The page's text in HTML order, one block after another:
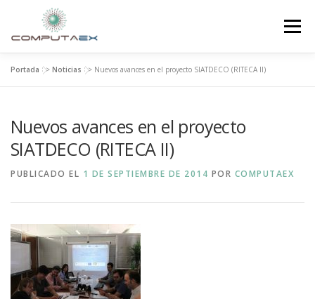
Menú
SUPERCOMPUTACIÓN NOTICIAS
Portada >> Noticias >> Nuevos avances en el proyecto SIATDECO (RITECA II)
Nuevos avances en el proyecto
SIATDECO (RITECA II)
PUBLICADO EL 1 DE SEPTIEMBRE DE 2014 POR COMPUTAEX